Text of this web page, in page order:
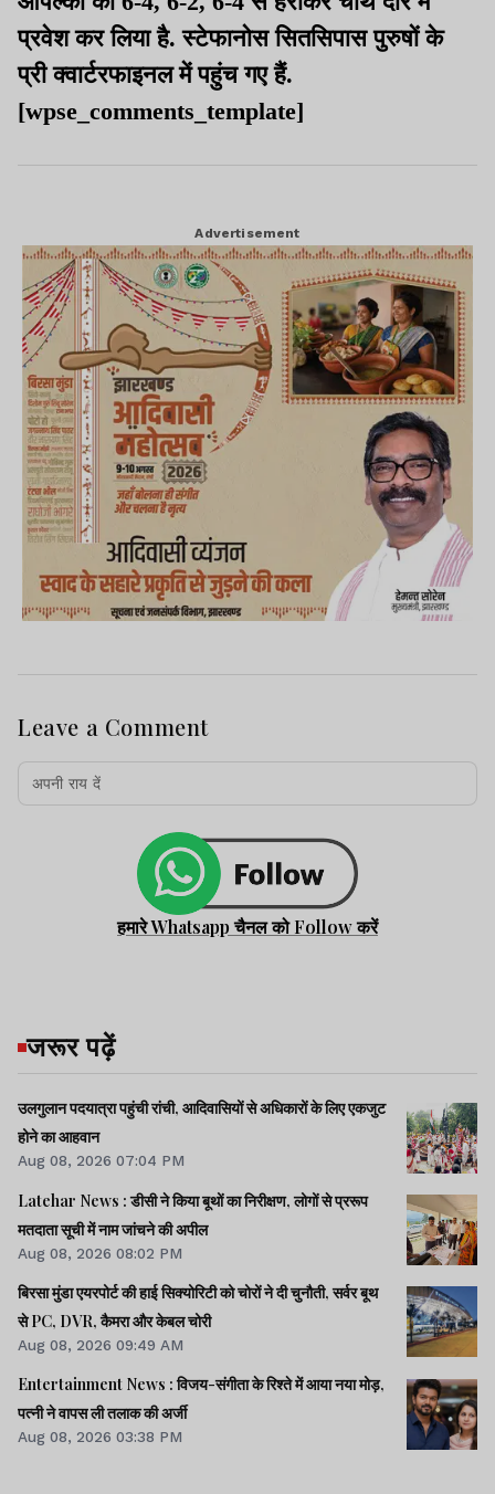
प्रवेश कर लिया है. स्टेफानोस सितसिपास पुरुषों के
प्री क्वार्टरफाइनल में पहुंच गए हैं.
[wpse_comments_template]
Advertisement
Leave a Comment
हमारे Whatsapp चैनल को Follow करें
जरूर पढ़ें
उलगुलान पदयात्रा पहुंची रांची, आदिवासियों से अधिकारों के लिए एकजुट
होने का आहवान
Aug 08, 2026 07:04 PM
Latehar News : डीसी ने किया बूथों का निरीक्षण, लोगों से प्ररूप
मतदाता सूची में नाम जांचने की अपील
Aug 08, 2026 08:02 PM
बिरसा मुंडा एयरपोर्ट की हाई सिक्योरिटी को चोरों ने दी चुनौती, सर्वर बूथ
से PC, DVR, कैमरा और केबल चोरी
Aug 08, 2026 09:49 AM
Entertainment News : विजय-संगीता के रिश्ते में आया नया मोड़,
पत्नी ने वापस ली तलाक की अर्जी
Aug 08, 2026 03:38 PM